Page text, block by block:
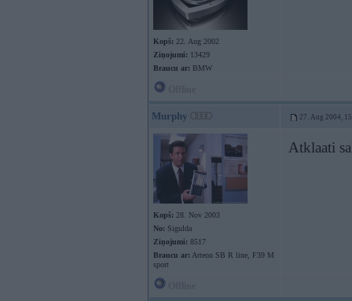
Kopš: 22. Aug 2002
Ziņojumi: 13429
Braucu ar: BMW
Murphy 27. Aug 2004,
Kopš: 28. Nov 2003
No: Sigulda
Ziņojumi: 8517
Braucu ar: Arteon SB R line, F39 M
sport
Atklaati